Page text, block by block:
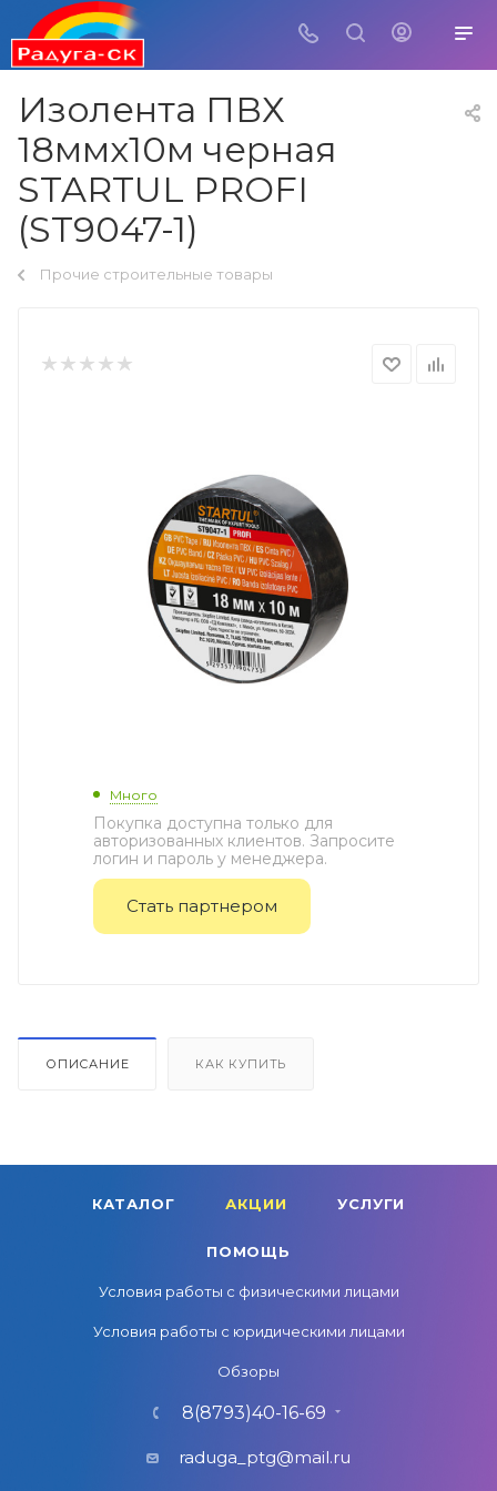
Изолента ПВХ
18ммх10м черная
STARTUL PROFI
(ST9047-1)
Прочие строительные товары
Много
Покупка доступна только для
авторизованных клиентов. Запросите
логин и пароль у менеджера.
Стать партнером
ОПИСАНИЕ КАК КУПИТЬ
КАТАЛОГ АКЦИИ УСЛУГИ
ПОМОЩЬ
Условия работы с физическими лицами
Условия работы с юридическими лицами
Обзоры
8(8793)40-16-69
raduga_ptg@mail.ru